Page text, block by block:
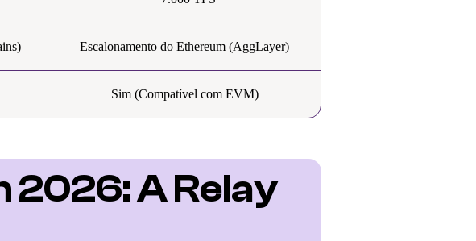
Escalonamento do Ethereum (AggLayer)
Sim (Compatível com EVM)
2026: A Relay